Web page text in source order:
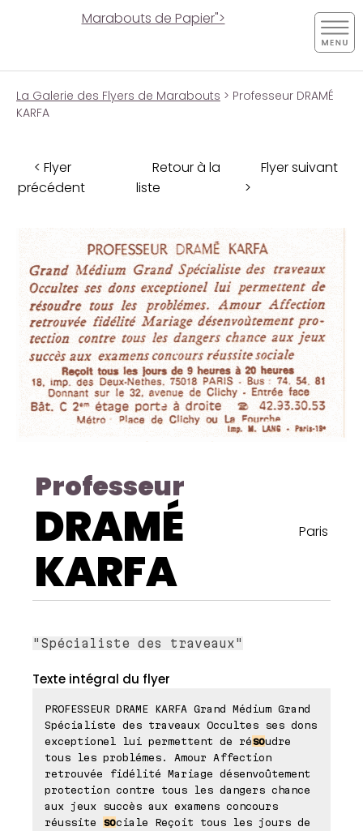
Marabouts de Papier">
La Galerie des Flyers de Marabouts > Professeur DRAMÉ
KARFA
< Flyer
précédent
Retour à la
liste
Flyer suivant
>
Professeur
DRAMÉ
KARFA
Paris
"Spécialiste des traveaux"
Texte intégral du flyer
PROFESSEUR DRAME KARFA Grand Médium Grand
Spécialiste des traveaux Occultes ses dons
exceptionel lui permettent de résoudre
tous les problémes. Amour Affection
retrouvée fidélité Mariage désenvoûtement
protection contre tous les dangers chance
aux jeux succès aux examens concours
réussite sociale Reçoit tous les jours de